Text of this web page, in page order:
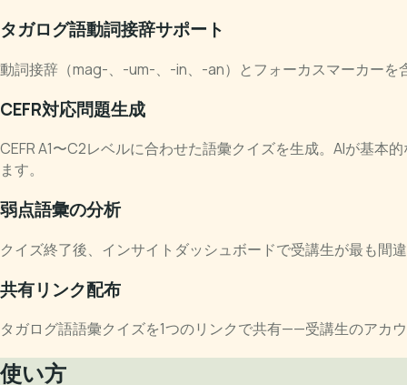
タガログ語動詞接辞サポート
動詞接辞（mag-、-um-、-in、-an）とフォーカスマーカーを
CEFR対応問題生成
CEFR A1〜C2レベルに合わせた語彙クイズを生成。AIが基
ます。
弱点語彙の分析
クイズ終了後、インサイトダッシュボードで受講生が最も間
共有リンク配布
タガログ語語彙クイズを1つのリンクで共有——受講生のアカ
使い方